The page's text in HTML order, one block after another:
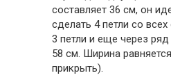
составляет 36 см, он
сделать 4 петли со
3 петли и еще через
58 см. Ширина
прикрыть).